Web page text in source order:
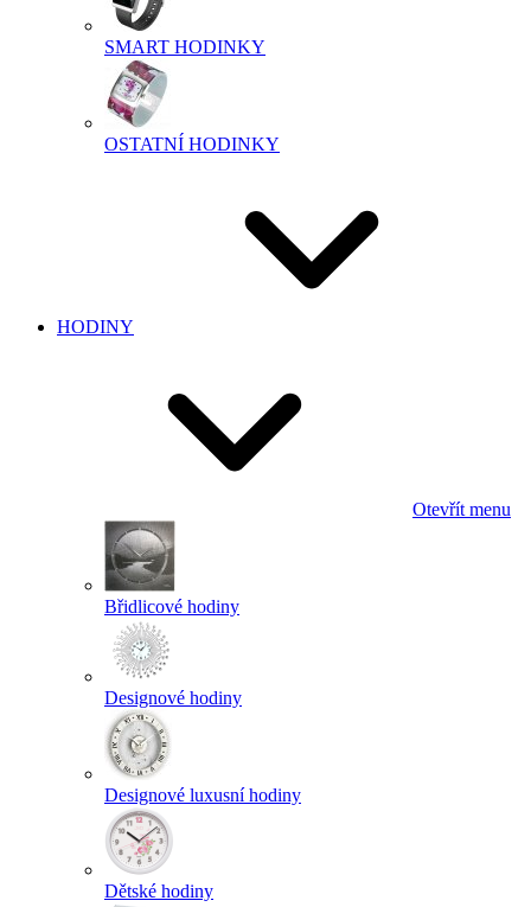
SMART HODINKY
OSTATNÍ HODINKY
HODINY
Otevřít menu
Břidlicové hodiny
Designové hodiny
Designové luxusní hodiny
Dětské hodiny